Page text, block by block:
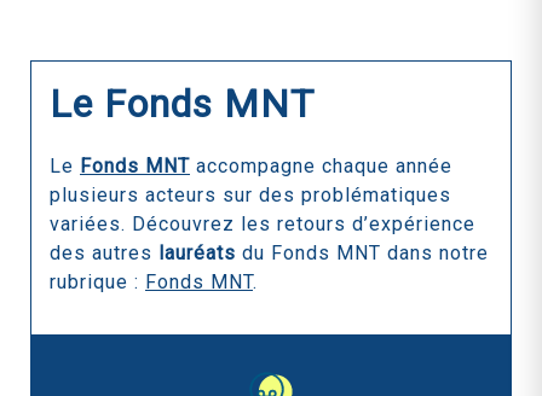
Le Fonds MNT
Le Fonds MNT accompagne chaque année
plusieurs acteurs sur des problématiques
variées. Découvrez les retours d’expérience
des autres lauréats du Fonds MNT dans notre
rubrique : Fonds MNT.